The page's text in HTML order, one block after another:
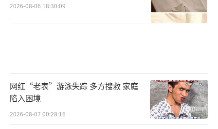
2026-08-06 18:30:09
网红“老表”游泳失踪 多方搜救 家庭
陷入困境
2026-08-07 00:28:16